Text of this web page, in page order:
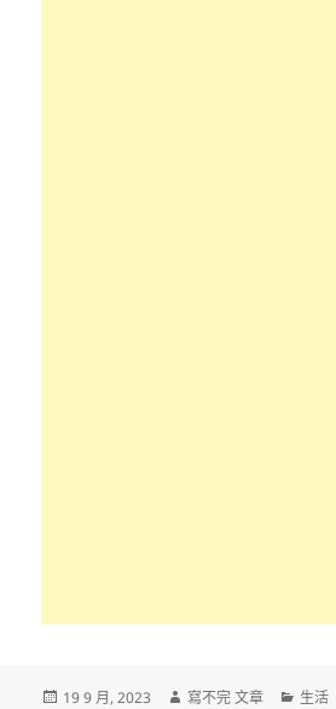
發
19 9 月, 2023
作
寫不完 文章
分
生活